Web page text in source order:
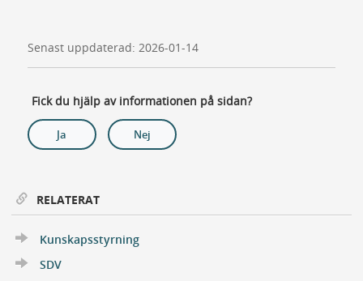
Senast uppdaterad: 2026-01-14
Fick du hjälp av informationen på sidan?
Ja Nej
RELATERAT
Kunskapsstyrning
SDV